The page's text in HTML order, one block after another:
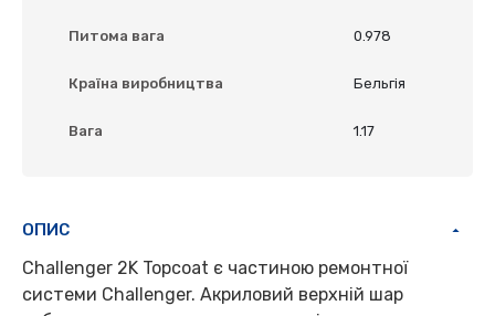
Питома вага 0.978
Країна виробництва Бельгія
Вага 1.17
ОПИС
Challenger 2K Topcoat є частиною ремонтної
системи Challenger. Акриловий верхній шар